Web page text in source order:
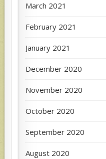
March 2021
February 2021
January 2021
December 2020
November 2020
October 2020
September 2020
August 2020